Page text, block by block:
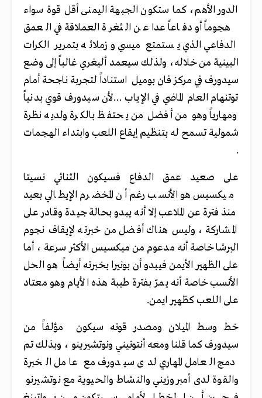
الدور الأهم، كما ستكون الجبهة اليمنى أقل قوة سواء
هجوماً أو دفاعاً عدا عن الثغرة العملاقة في العمق
الدفاعي الذي يستمتع ميسي وزملائه بتمرير الكرات
البينية من خلاله، ولذلك سيعمد أليغري غالباً إلى وضع
سيدورف في مركز فان بوميل استناداً لتجربة ناجحة أمام
توتنهام العام الماضي في الإياب …لأن سيدورف قوي بدنياً
ومهارياً وهو من أفضل من يحتفظ بالكرة ولديه نظرة
شمولية تسمح له بتنظيم إيقاع اللعب وابتداء الهجمات
.
على صعيد عمق الدفاع فسيكون الثنائي نسيتا
ميكسيس هو الأنسب رغم أن المخضرم الإيطالي بعيد
منذ فترة عن الملاعب إلا أنه يبدو بحالة جيدة وقادر على
المشاركة ، وليس هناك أفضل من خبرته لإيقاف نجوم
البرشا خاصة أنه مدعوم من ميكسيس الأكثر سرعة ، أما
على الظهير الأيمن فيبدو أن بونيرا بخبرته أيضاً هو الحل
الأنسب خاصة أنه يمرّ بفترة طيبة هذه الأيام وهو معتاد
على اللعب كظهير ايمن.
خط وسط الميلان ومصدر قوته سيكون مؤلفاً من
سيدورف كما قلنا ومعه أنتونيني ونوتشيرينو ، وبذلك تم
دمج العامل المهاري لدى سيدورف مع عامل الخبرة
والقوة لدى أمبروزيني والنشاط والحيوية مع نوتشيرنو